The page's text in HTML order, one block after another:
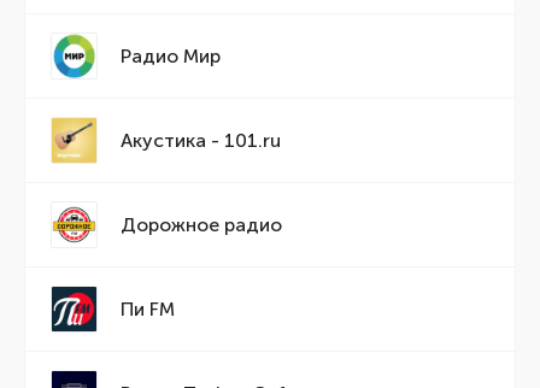
Радио Мир
Акустика - 101.ru
Дорожное радио
Пи FM